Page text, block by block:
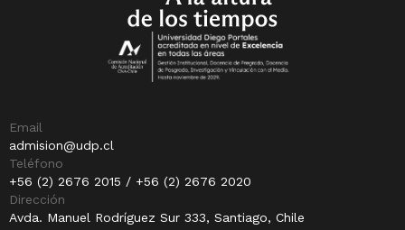
Email
admision@udp.cl
Teléfono
+56 (2) 2676 2015 / +56 (2) 2676 2020
Dirección
Avda. Manuel Rodríguez Sur 333, Santiago, Chile